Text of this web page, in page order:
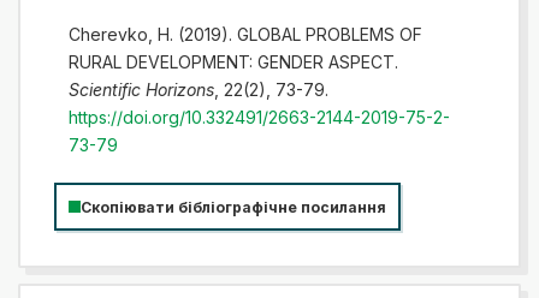
Cherevko, H. (2019). GLOBAL PROBLEMS OF
RURAL DEVELOPMENT: GENDER ASPECT.
Scientific Horizons, 22(2), 73-79.
https://doi.org/10.332491/2663-2144-2019-75-2-
73-79
Скопіювати бібліографічне посилання